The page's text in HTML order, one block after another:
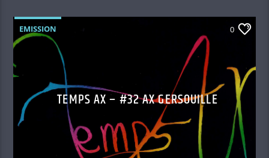
EMISSION 0
TEMPS AX – #32 AX GERSOUILLE